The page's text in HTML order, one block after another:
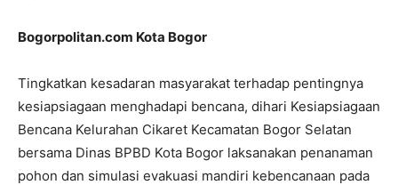
Bogorpolitan.com Kota Bogor
Tingkatkan kesadaran masyarakat terhadap pentingnya
kesiapsiagaan menghadapi bencana, dihari Kesiapsiagaan
Bencana Kelurahan Cikaret Kecamatan Bogor Selatan
bersama Dinas BPBD Kota Bogor laksanakan penanaman
pohon dan simulasi evakuasi mandiri kebencanaan pada